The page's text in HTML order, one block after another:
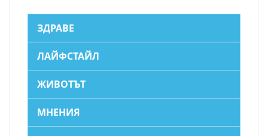
ЗДРАВЕ
ЛАЙФСТАЙЛ
ЖИВОТЪТ
МНЕНИЯ